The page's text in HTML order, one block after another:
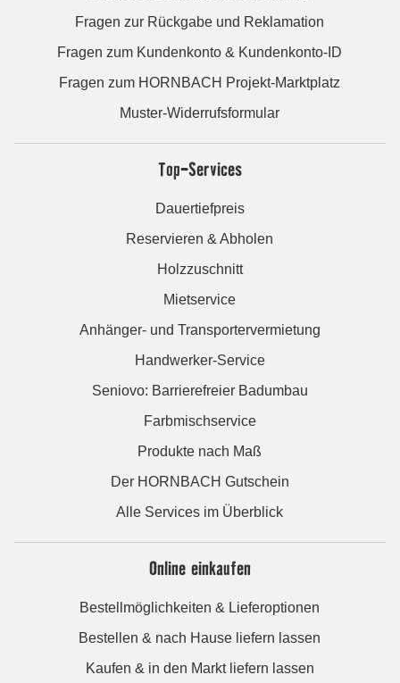
Fragen zur Rückgabe und Reklamation
Fragen zum Kundenkonto & Kundenkonto-ID
Fragen zum HORNBACH Projekt-Marktplatz
Muster-Widerrufsformular
Top-Services
Dauertiefpreis
Reservieren & Abholen
Holzzuschnitt
Mietservice
Anhänger- und Transportervermietung
Handwerker-Service
Seniovo: Barrierefreier Badumbau
Farbmischservice
Produkte nach Maß
Der HORNBACH Gutschein
Alle Services im Überblick
Online einkaufen
Bestellmöglichkeiten & Lieferoptionen
Bestellen & nach Hause liefern lassen
Kaufen & in den Markt liefern lassen